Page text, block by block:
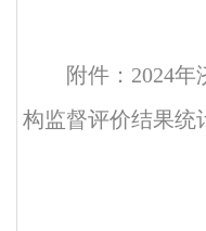
附件： 2024
构监督评价结果统